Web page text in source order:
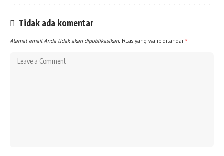
Tidak ada komentar
Alamat email Anda tidak akan dipublikasikan. Ruas yang wajib ditandai *